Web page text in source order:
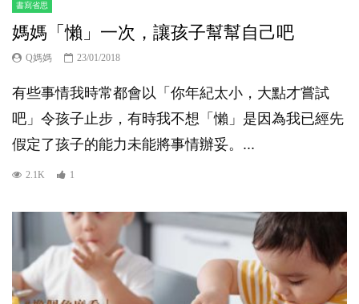
書寫省思
媽媽「懶」一次，讓孩子幫幫自己吧
Q媽媽 23/01/2018
有些事情我時常都會以「你年紀太小，大點才嘗試
吧」令孩子止步，有時我不想「懶」是因為我已經先
假定了孩子的能力未能將事情辦妥。...
2.1K 1